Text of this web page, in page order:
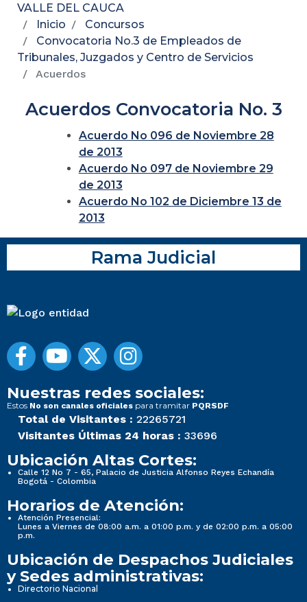
VALLE DEL CAUCA
Inicio
Concursos
Convocatoria No.3 de Empleados de
Tribunales, Juzgados y Centro de Servicios
Acuerdos
Acuerdos Convocatoria No. 3
Acuerdo No 096 de Noviembre 28
de 2013
Acuerdo No 097 de Noviembre 29
de 2013
Acuerdo No 102 de Diciembre 13 de
2013
Rama Judicial
Nuestras redes sociales:
Estos No son canales oficiales para tramitar PQRSDF
Total de Visitantes : 22265721
Visitantes Últimas 24 horas : 33696
Ubicación Altas Cortes:
Calle 12 No 7 - 65, Palacio de Justicia Alfonso Reyes Echandía
Bogotá - Colombia
Horarios de Atención:
Atención Presencial:
Lunes a Viernes de 08:00 a.m. a 01:00 p.m. y de 02:00 p.m. a 05:00
p.m.
Ubicación de Despachos Judiciales
y Sedes administrativas:
Directorio Nacional